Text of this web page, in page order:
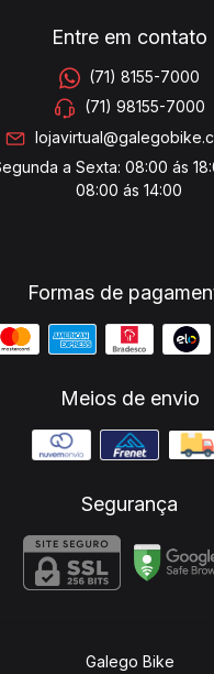
Entre em contato
(71) 8155-7000
(71) 98155-7000
a Sexta: 08:00 ás
08:00 ás 14:00
Formas de
Meios de envio
Segurança
Galego Bike